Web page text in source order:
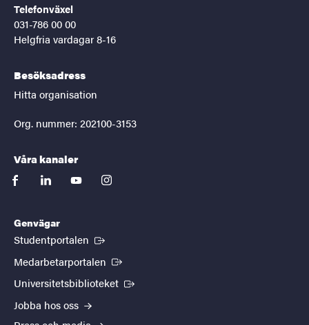
Telefonväxel
031-786 00 00
Helgfria vardagar 8-16
Besöksadress
Hitta organisation
Org. nummer: 202100-3153
Våra kanaler
facebooklinkedinyoutubeinstagram
Genvägar
Studentportalen (Extern länk)
Medarbetarportalen (Extern länk)
Universitetsbiblioteket (Extern länk)
Jobba hos oss